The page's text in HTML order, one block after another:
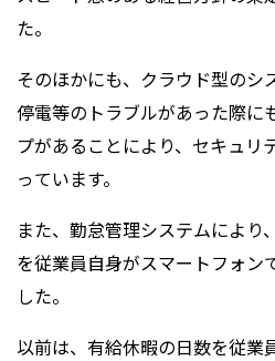
た。
そのほかにも、クラウド型のシ
停電等のトラブルがあった際に
プがあることにより、セキュリ
っています。
また、勤怠管理システムにより
を従業員自身がスマートフォン
した。
以前は、有給休暇の日数を従業